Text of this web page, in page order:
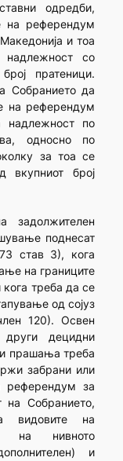
одредби,
на референдум
и тоа
со
пратеници.
Собранието да
на референдум
надлежност по
односно по
за тоа се
вкупниот број
задолжителен
поднесат
став 3), кога
на границите
треба да се
од сојуз
120). Освен
децидни
прашања треба
забрани или
референдум за
Собранието,
видовите на
на нивното
и